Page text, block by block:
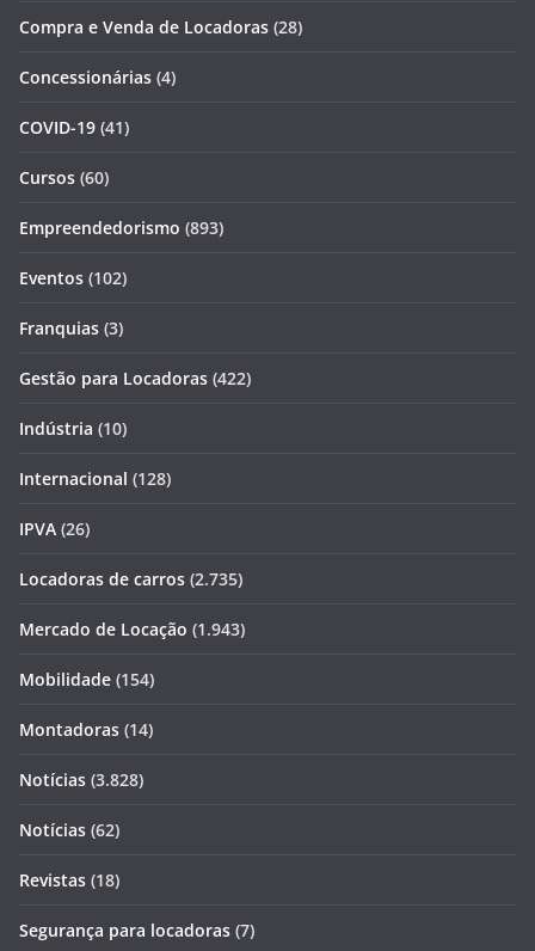
Compra e Venda de Locadoras (28)
Concessionárias (4)
COVID-19 (41)
Cursos (60)
Empreendedorismo (893)
Eventos (102)
Franquias (3)
Gestão para Locadoras (422)
Indústria (10)
Internacional (128)
IPVA (26)
Locadoras de carros (2.735)
Mercado de Locação (1.943)
Mobilidade (154)
Montadoras (14)
Notícias (3.828)
Notícias (62)
Revistas (18)
Segurança para locadoras (7)